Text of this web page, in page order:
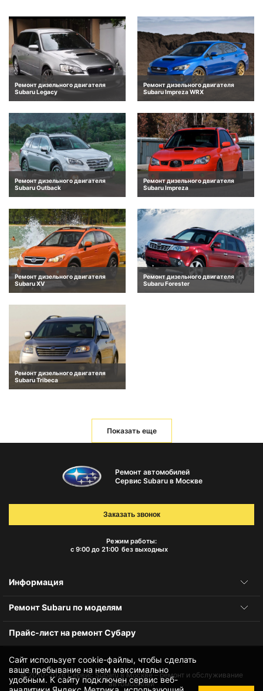
Ремонт дизельного двигателя
Subaru Legacy
Ремонт дизельного двигателя
Subaru Impreza WRX
Ремонт дизельного двигателя
Subaru Outback
Ремонт дизельного двигателя
Subaru Impreza
Ремонт дизельного двигателя
Subaru XV
Ремонт дизельного двигателя
Subaru Forester
Ремонт дизельного двигателя
Subaru Tribeca
Показать еще
Сайт использует cookie-файлы, чтобы сделать
ваше пребывание на нем максимально
удобным. К cайту подключен сервис веб-
Ремонт автомобилей
Сервис Subaru в Москве
Режим работы:
с 9:00 до 21:00 без выходных
Заказать звонок
Информация
Ремонт Subaru по моделям
Прайс-лист на ремонт Субару
© 2010-2026Сервис Subaru в Москве – ремонт и обслуживание
автомобилей